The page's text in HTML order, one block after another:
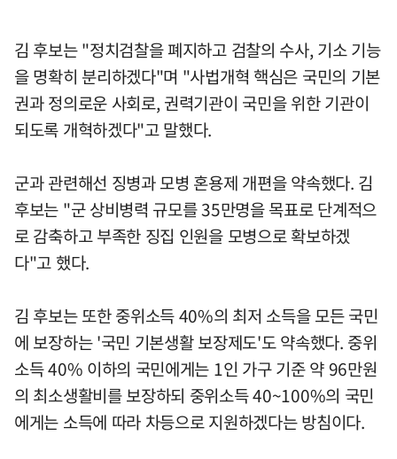
김 후보는 "정치검찰을 폐지하고 검찰의 수사, 기소 기능
을 명확히 분리하겠다"며 "사법개혁 핵심은 국민의 기본
권과 정의로운 사회로, 권력기관이 국민을 위한 기관이
되도록 개혁하겠다"고 말했다.
군과 관련해선 징병과 모병 혼용제 개편을 약속했다. 김
후보는 "군 상비병력 규모를 35만명을 목표로 단계적으
로 감축하고 부족한 징집 인원을 모병으로 확보하겠
다"고 했다.
김 후보는 또한 중위소득 40%의 최저 소득을 모든 국민
에 보장하는 '국민 기본생활 보장제도'도 약속했다. 중위
소득 40% 이하의 국민에게는 1인 가구 기준 약 96만원
의 최소생활비를 보장하되 중위소득 40~100%의 국민
에게는 소득에 따라 차등으로 지원하겠다는 방침이다.